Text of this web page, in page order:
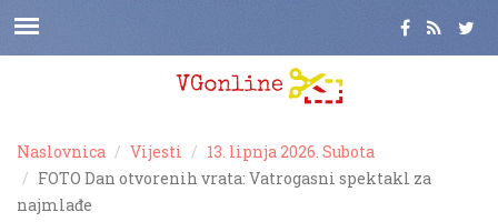
Naslovnica Vijesti
13. lipnja 2026. Subota
FOTO Dan otvorenih vrata: Vatrogasni spektakl za
najmlađe